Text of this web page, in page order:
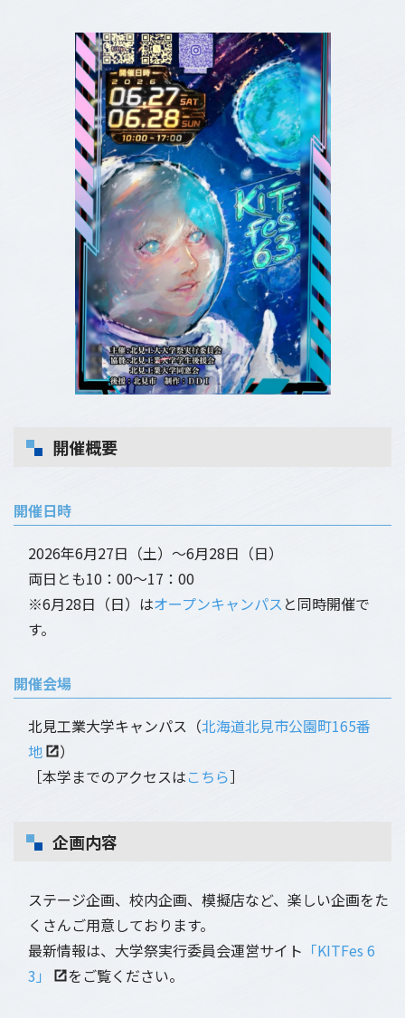
開催概要
開催日時
2026年6月27日（土）～6月28日（日）
両日とも10：00～17：00
※6月28日（日）はオープンキャンパス と同時開催で
す。
開催会場
北見工業大学キャンパス（北海道北見市公園町165番
地
）
［本学までのアクセスはこちら］
企画内容
ステージ企画、校内企画、模擬店など、楽しい企画をた
くさんご用意しております。
最新情報は、大学祭実行委員会運営サイト 「KITFes 6
3」
をご覧ください。